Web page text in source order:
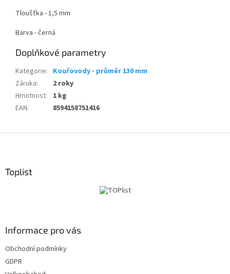
Tloušťka - 1,5 mm
Barva - černá
Doplňkové parametry
Kategorie: Kouřovody - průměr 130 mm
Záruka:
2 roky
Hmotnost:
1 kg
EAN: 8594158751416
Toplist
Informace pro vás
Obchodní podmínky
GDPR